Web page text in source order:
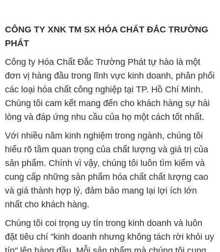
CÔNG TY XNK TM SX HÓA CHẤT ĐẮC TRƯỜNG
PHÁT
Công ty Hóa Chất Đắc Trường Phát tự hào là một
đơn vị hàng đầu trong lĩnh vực kinh doanh, phân phối
các loại hóa chất công nghiệp tại TP. Hồ Chí Minh.
Chúng tôi cam kết mang đến cho khách hàng sự hài
lòng và đáp ứng nhu cầu của họ một cách tốt nhất.
Với nhiều năm kinh nghiệm trong ngành, chúng tôi
hiểu rõ tầm quan trọng của chất lượng và giá trị của
sản phẩm. Chính vì vậy, chúng tôi luôn tìm kiếm và
cung cấp những sản phẩm hóa chất chất lượng cao
và giá thành hợp lý, đảm bảo mang lại lợi ích lớn
nhất cho khách hàng.
Chúng tôi coi trọng uy tín trong kinh doanh và luôn
đặt tiêu chí "kinh doanh nhưng không tách rời khỏi uy